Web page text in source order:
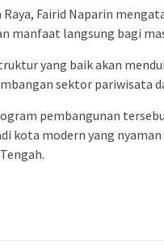
Fairid Naparin
manfaat langsung bagi
yang baik akan
sektor pariwisata
pembangunan
kota modern yang